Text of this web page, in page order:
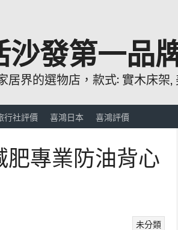
發第一品
界的選物店，款式: 實木床架,
行社評價 喜鴻日本 喜鴻評價
專業防油背心
未分類